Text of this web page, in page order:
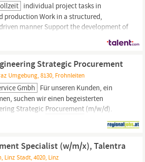
individual project tasks in
production Work in a structured,
manner Support the development of
participate in trainings and workshops
studies in Business Administration,
Supply ChainStrategic Procurement
Umgebung, 8130, Frohnleiten
Gmbh Für unseren Kunden, ein
suchen wir einen begeisterten
Strategic Procurement (m/w/d).
Strategic
(m/w/d)
Arbeitszeit 38.5 Stunden/Woche
und Etablierung des Cost
Specialist (w/m/x), Talentra
Linz Stadt, 4020, Linz